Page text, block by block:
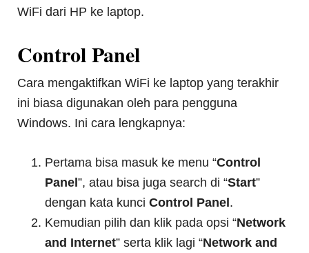
WiFi dari HP ke laptop.
Control Panel
Cara mengaktifkan WiFi ke laptop yang terakhir
ini biasa digunakan oleh para pengguna
Windows. Ini cara lengkapnya:
Pertama bisa masuk ke menu “Control
Panel”, atau bisa juga search di “Start”
dengan kata kunciControl Panel .
Kemudian pilih dan klik pada opsi “Network
and Internet” serta klik lagi “Network and